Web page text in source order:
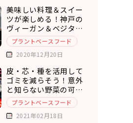
美味しい料理＆スイー
ツが楽しめる！神戸の
ヴィーガン＆ベジタリ
アンカフェ7選
プラントベースフード
2020年12月20日
皮・芯・種を活用して
ゴミを減らそう！意外
と知らない野菜の可食
部12選
プラントベースフード
2021年02月18日